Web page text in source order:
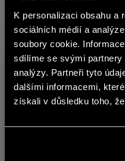
K personalizaci obsahu a
sociálních médií a
soubory cookie.
sdílíme se svými
analýzy. Partneři tyto
dalšími informacemi,
získali v důsledku toho,
Other
The content of
is not suitable